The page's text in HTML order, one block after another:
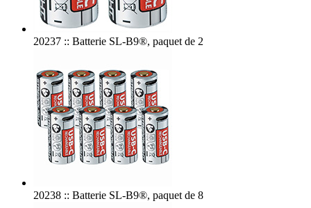
20237 :: Batterie SL-B9®, paquet de 2
20238 :: Batterie SL-B9®, paquet de 8